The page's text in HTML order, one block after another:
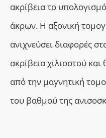
ακρίβεια το
άκρων. Η αξονική
ανιχνεύσει διαφορές
ακρίβεια χιλιοστού και
από την μαγνητική
του βαθμού της